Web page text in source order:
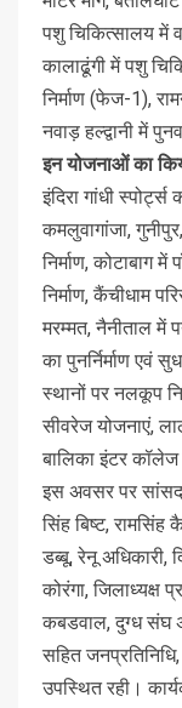
पशु चिकित्सालय में
कालाढूंगी में पशु
निर्माण (फेज-1),
नवाड़ हल्द्वानी में
इन योजनाओं का
इंदिरा गांधी
कमलुवागांजा,
निर्माण, कोटाबाग
निर्माण, कैंचीधाम
मरम्मत, नैनीताल में
का पुनर्निर्माण एवं
स्थानों पर नलकूप
सीवरेज योजनाएं,
बालिका इंटर कॉलेज
इस अवसर पर
सिंह बिष्ट, रामसिंह
डब्बू, रेनू
कोरंगा, जिलाध्यक्ष
कबडवाल, दुग्ध संघ
सहित
उपस्थित रही।